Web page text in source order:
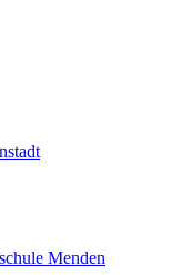
Menden